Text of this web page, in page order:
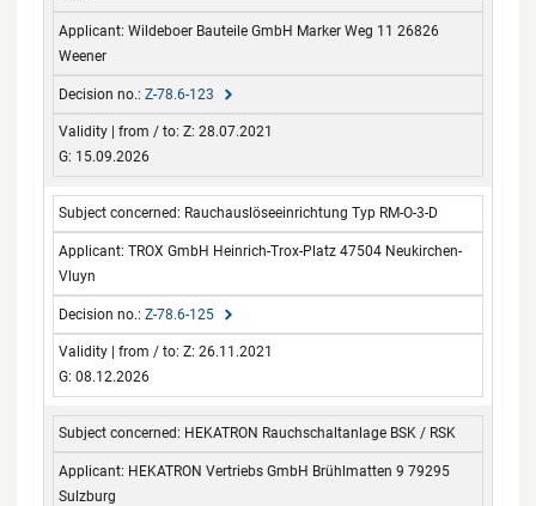
Wildeboer Bauteile GmbH Marker Weg 11 26826
Weener
Z-78.6-123
Z: 28.07.2021
G: 15.09.2026
Rauchauslöseeinrichtung Typ RM-O-3-D
TROX GmbH Heinrich-Trox-Platz 47504 Neukirchen-
Vluyn
Z-78.6-125
Z: 26.11.2021
G: 08.12.2026
HEKATRON Rauchschaltanlage BSK / RSK
HEKATRON Vertriebs GmbH Brühlmatten 9 79295
Sulzburg